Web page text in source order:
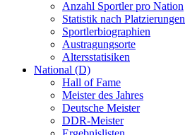
Anzahl Sportler pro Nation
Statistik nach Platzierungen
Sportlerbiographien
Austragungsorte
Altersstatisiken
National (D)
Hall of Fame
Meister des Jahres
Deutsche Meister
DDR-Meister